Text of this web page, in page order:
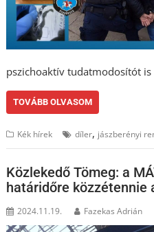
pszichoaktív tudatmodosítót is
TOVÁBB OLVASOM
Kék hírek díler, jászberényi
Közlekedő Tömeg: a
határidőre közzétennie
2024.11.19. Fazekas Adrián